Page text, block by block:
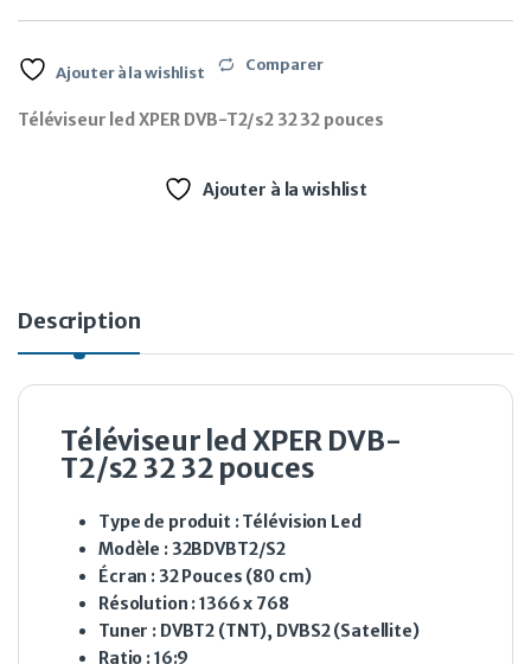
Ajouter à la wishlist Comparer
Téléviseur led XPER DVB-T2/s2 32 32 pouces
Ajouter à la wishlist
Description
Téléviseur led XPER DVB-
T2/s2 32 32 pouces
Type de produit : Télévision Led
Modèle : 32BDVBT2/S2
Écran : 32 Pouces (80 cm)
Résolution : 1366 x 768
Tuner : DVBT2 (TNT), DVBS2 (Satellite)
Ratio : 16:9